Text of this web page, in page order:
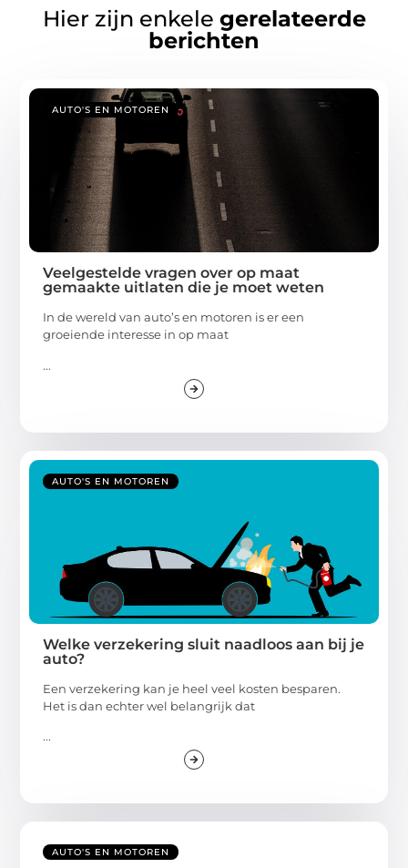
Hier zijn enkele gerelateerde
berichten
AUTO'S EN MOTOREN
Veelgestelde vragen over op maat
gemaakte uitlaten die je moet weten
In de wereld van auto’s en motoren is er een
groeiende interesse in op maat
...
AUTO'S EN MOTOREN
Welke verzekering sluit naadloos aan bij je
auto?
Een verzekering kan je heel veel kosten besparen.
Het is dan echter wel belangrijk dat
...
AUTO'S EN MOTOREN